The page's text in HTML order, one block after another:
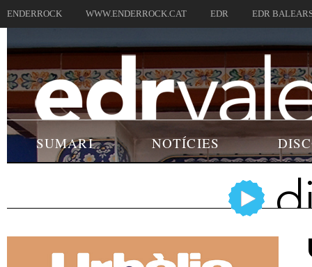
ENDERROCK WWW.ENDERROCK.CAT EDR EDR
SUMARI NOTÍCIES